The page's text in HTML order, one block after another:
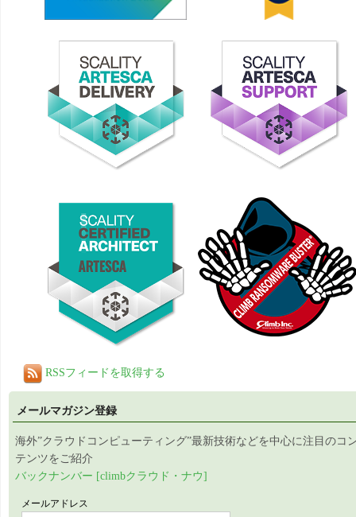
RSSフィードを取得する
メールマガジン登録
海外”クラウドコンピューティング”最新技術などを中心に注目のコ
テンツをご紹介
バックナンバー [climbクラウド・ナウ]